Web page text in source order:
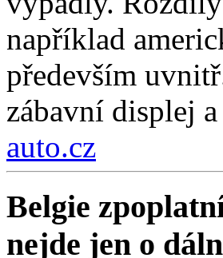
například
především
zábavní displej
auto.cz
Belgie
nejde jen o